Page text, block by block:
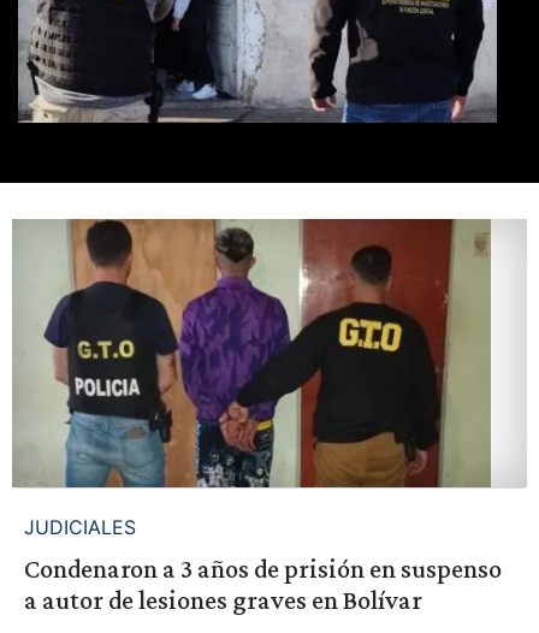
JUDICIALES
Condenaron a 3 años de prisión en suspenso
a autor de lesiones graves en Bolívar